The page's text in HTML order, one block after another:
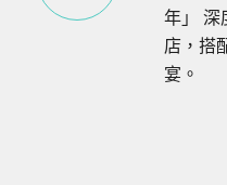
年」 深
店，搭
宴。